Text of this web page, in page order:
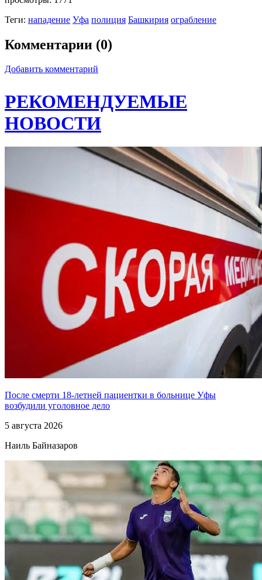
Теги: нападение Уфа полиция Башкирия ограбление
Комментарии (0)
Добавить комментарий
РЕКОМЕНДУЕМЫЕ
НОВОСТИ
После смерти 18-летней пациентки в больнице Уфы
возбудили уголовное дело
5 августа 2026
Наиль Байназаров